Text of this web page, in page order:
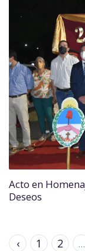
Acto en
Deseos
‹ 1 2 ...